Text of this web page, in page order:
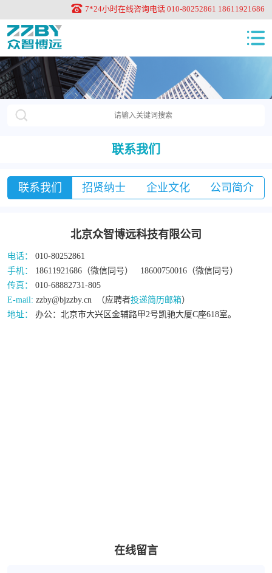
7*24小时在线咨询电话 010-80252861 18611921686
联系我们
联系我们 招贤纳士 企业文化 公司简介
北京众智博远科技有限公司
电话：
010-80252861
手机： 18611921686（微信同号） 18600750016（微信同号）
传真：
010-68882731-805
E-mail: zzby@bjzzby.cn （应聘者投递简历邮箱）
地址：
办公：北京市大兴区金辅路甲2号凯驰大厦C座618室。
在线留言